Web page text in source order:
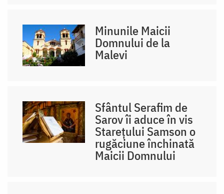
Minunile Maicii
Domnului de la
Malevi
Sfântul Serafim de
Sarov îi aduce în vis
Starețului Samson o
rugăciune închinată
Maicii Domnului